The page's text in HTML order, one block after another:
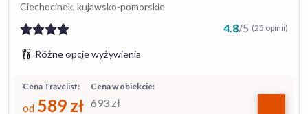
Ciechocinek, kujawsko-pomorskie
4.8/5 (25 opinii)
Różne opcje wyżywienia
Cena w obiekcie:
693 zł
Cena Travelist:
od 589 zł